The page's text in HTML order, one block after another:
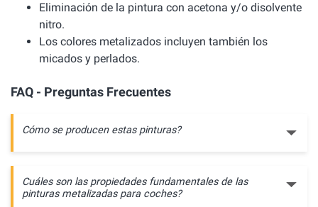
Eliminación de la pintura con acetona y/o disolvente
nitro.
Los colores metalizados incluyen también los
micados y perlados.
FAQ - Preguntas Frecuentes
Cómo se producen estas pinturas?
Cuáles son las propiedades fundamentales de las
pinturas metalizadas para coches?